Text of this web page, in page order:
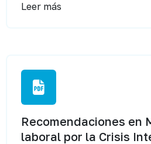
Leer más
Recomendaciones en
laboral por la Crisis